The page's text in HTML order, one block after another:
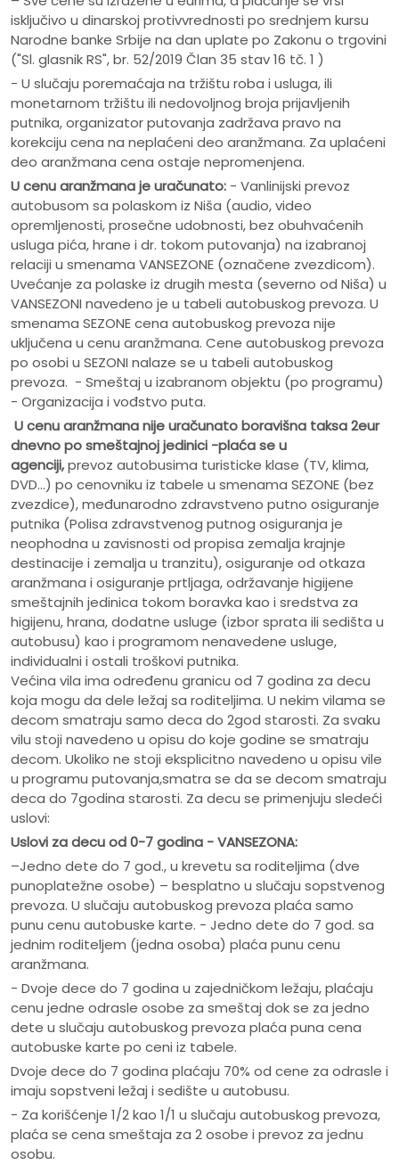
isključivo u dinarskoj protivvrednosti po srednjem kursu
Narodne banke Srbije na dan uplate po Zakonu o trgovini
("Sl. glasnik RS", br. 52/2019 Član 35 stav 16 tč. 1 )
- U slučaju poremaćaja na tržištu roba i usluga, ili
monetarnom tržištu ili nedovoljnog broja prijavljenih
putnika, organizator putovanja zadržava pravo na
korekciju cena na neplaćeni deo aranžmana. Za uplaćeni
deo aranžmana cena ostaje nepromenjena.
U cenu aranžmana je uračunato: - Vanlinijski prevoz
autobusom sa polaskom iz Niša (audio, video
opremljenosti, prosečne udobnosti, bez obuhvaćenih
usluga pića, hrane i dr. tokom putovanja) na izabranoj
relaciji u smenama VANSEZONE (označene zvezdicom).
Uvećanje za polaske iz drugih mesta (severno od Niša) u
VANSEZONI navedeno je u tabeli autobuskog prevoza. U
smenama SEZONE cena autobuskog prevoza nije
uključena u cenu aranžmana. Cene autobuskog prevoza
po osobi u SEZONI nalaze se u tabeli autobuskog
prevoza. - Smeštaj u izabranom objektu (po programu)
- Organizacija i vođstvo puta.
U cenu aranžmana nije uračunatoboravišna taksa 2eur
dnevno po smeštajnoj jedinici -plaća se u
agenciji,prevoz autobusima turisticke klase (TV, klima,
DVD...) po cenovniku iz tabele u smenama SEZONE (bez
zvezdice), međunarodno zdravstveno putno osiguranje
putnika (Polisa zdravstvenog putnog osiguranja je
neophodna u zavisnosti od propisa zemalja krajnje
destinacije i zemalja u tranzitu), osiguranje od otkaza
aranžmana i osiguranje prtljaga, održavanje higijene
smeštajnih jedinica tokom boravka kao i sredstva za
higijenu, hrana, dodatne usluge (izbor sprata ili sedišta u
autobusu) kao i programom nenavedene usluge,
individualni i ostali troškovi putnika.
Većina vila ima određenu granicu od 7 godina za decu
koja mogu da dele ležaj sa roditeljima. U nekim vilama se
decom smatraju samo deca do 2god starosti. Za svaku
vilu stoji navedeno u opisu do koje godine se smatraju
decom. Ukoliko ne stoji eksplicitno navedeno u opisu vile
u programu putovanja,smatra se da se decom smatraju
deca do 7godina starosti. Za decu se primenjuju sledeći
uslovi:
Uslovi za decu od 0-7 godina - VANSEZONA:
–Jedno dete do 7 god., u krevetu sa roditeljima (dve
punoplatežne osobe) – besplatno u slučaju sopstvenog
prevoza. U slučaju autobuskog prevoza plaća samo
punu cenu autobuske karte. - Jedno dete do 7 god. sa
jednim roditeljem (jedna osoba) plaća punu cenu
aranžmana.
- Dvoje dece do 7 godina u zajedničkom ležaju, plaćaju
cenu jedne odrasle osobe za smeštaj dok se za jedno
dete u slučaju autobuskog prevoza plaća puna cena
autobuske karte po ceni iz tabele.
Dvoje dece do 7 godina plaćaju 70% od cene za odrasle i
imaju sopstveni ležaj i sedište u autobusu.
- Za korišćenje 1/2 kao 1/1 u slučaju autobuskog prevoza,
plaća se cena smeštaja za 2 osobe i prevoz za jednu
osobu.